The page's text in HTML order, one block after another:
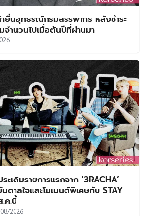
ายื่นอุทธรณ์กรมสรรพากร หลังชำระ
ำนวนไปเมื่อต้นปีที่ผ่านมา
เดิมรายการแรกจาก ‘3RACHA’
ดาลใจและโมเมนต์พิเศษกับ STAY
ค.นี้
2026